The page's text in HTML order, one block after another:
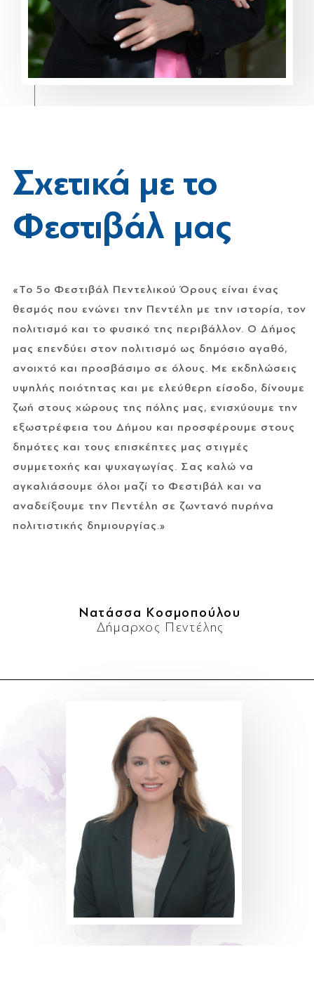
Σχετικά με το
Φεστιβάλ μας
«Το 5ο Φεστιβάλ Πεντελικού Όρους είναι ένας
θεσμός που ενώνει την Πεντέλη με την ιστορία, τον
πολιτισμό και το φυσικό της περιβάλλον. Ο Δήμος
μας επενδύει στον πολιτισμό ως δημόσιο αγαθό,
ανοιχτό και προσβάσιμο σε όλους. Με εκδηλώσεις
υψηλής ποιότητας και με ελεύθερη είσοδο, δίνουμε
ζωή στους χώρους της πόλης μας, ενισχύουμε την
εξωστρέφεια του Δήμου και προσφέρουμε στους
δημότες και τους επισκέπτες μας στιγμές
συμμετοχής και ψυχαγωγίας. Σας καλώ να
αγκαλιάσουμε όλοι μαζί το Φεστιβάλ και να
αναδείξουμε την Πεντέλη σε ζωντανό πυρήνα
πολιτιστικής δημιουργίας.»
Νατάσσα Κοσμοπούλου
Δήµαρχος Πεντέλης